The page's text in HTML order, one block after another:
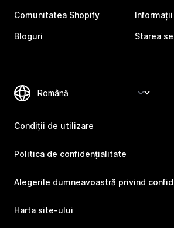
Comunitatea Shopify
Bloguri Starea
Condiții de utilizare
Politica de confidențialitate
Alegerile dumneavoastră privind
Harta site-ului